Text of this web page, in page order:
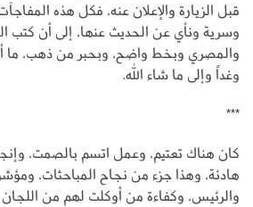
قبل الزيارة والإعلان عنه، فكل هذه
وسرية ونأي عن الحديث عنها، إلى أن كتب
والمصري وبخط واضح، وبحبر من ذهب، ما
وغداً وإلى ما شاء الله.
***
كان هناك تعتيم، وعمل اتسم بالصمت،
هادئة، وهذا جزء من نجاح المباحثات،
والرئيس، وكفاءة من أوكلت لهم من